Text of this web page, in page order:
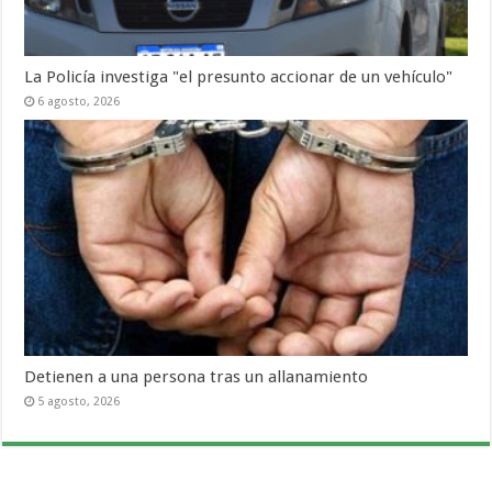
La Policía investiga "el presunto accionar de un vehículo"
6 agosto, 2026
Detienen a una persona tras un allanamiento
5 agosto, 2026